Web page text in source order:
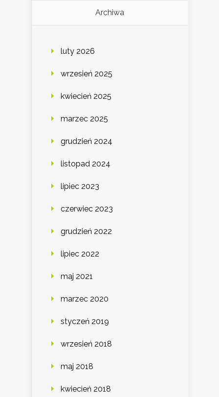
Archiwa
luty 2026
wrzesień 2025
kwiecień 2025
marzec 2025
grudzień 2024
listopad 2024
lipiec 2023
czerwiec 2023
grudzień 2022
lipiec 2022
maj 2021
marzec 2020
styczeń 2019
wrzesień 2018
maj 2018
kwiecień 2018